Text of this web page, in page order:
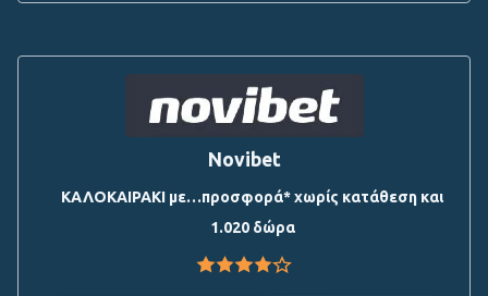
Novibet
ΚΑΛΟΚΑΙΡΑΚΙ με…προσφορά* χωρίς κατάθεση και
1.020 δώρα